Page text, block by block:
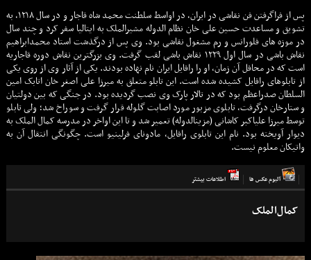
پس از فراگرفتن فن نقاشی در ایران، در اواسط سلطنت محمد شاه قاجار و در سال ۱۲۱۸، به
تشویق و مساعدت حسین علی خان نظام الدوله مشیرالملک به ایتالیا سفر کرد و چند سال
در موزه های فلورانس و رم مشغول نقاشی بود. وی پس از درگذشت استاد محمدابراهیم
نقاش باشی در سال اول ۱۲۲۹ نقاش باشی لقب گرفت. وی بزرگترین نقاش دوره قاجاریه
است که در محافل آن زمان، او را رافایل ایران نام نهاده بودند. یکی از آثار وی از روی یکی
از تابلوهای رافایل کشیده شده است. این تابلو متعلق به میرزا علی اصغر خان اتابک امین
السلطان صدراعظم بود که در تالار پارک وی نصب گردیده بود. در جنگی که بین دولتیان
و ستارخان درگرفت، تابلوی مزبور مورد اصابت گلوله قرار گرفت و سوراخ شد؛ ولی تابلو
توسط میرزا علیاکبر کاشانی (مزینالدوله) تعمیر شد و تا این اواخر در مدرسه کمال الملک به
دیوار آویخته بود. نام این تابلوی رافایل، مادونای فرلینیو است. چگونگی انتقال آن به
واتیکان معلوم نیست.
آلبوم عكس ها اطلاعات بيشتر
کمال‌الملک